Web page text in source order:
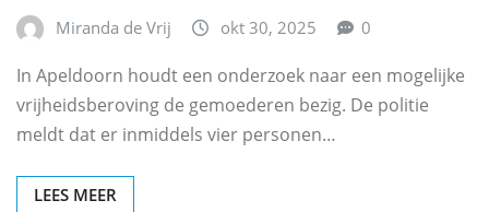
Miranda de Vrij okt 30, 2025 0
In Apeldoorn houdt een onderzoek naar een mogelijke
vrijheidsberoving de gemoederen bezig. De politie
meldt dat er inmiddels vier personen…
LEES MEER